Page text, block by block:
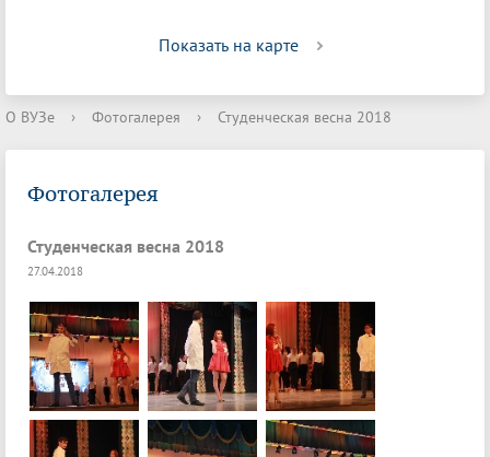
Показать на карте
О ВУЗе › Фотогалерея › Студенческая весна 2018
Фотогалерея
Студенческая весна 2018
27.04.2018